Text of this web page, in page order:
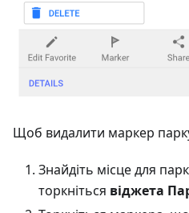
Щоб видалити маркер
Знайдіть місце для
торкніться віджета